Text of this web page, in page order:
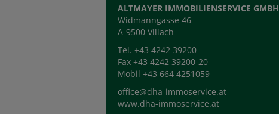
ALTMAYER IMMOBILIENSERVICE GMBH
Widmanngasse 46
A-9500 Villach
Tel. +43 4242 39200
Fax +43 4242 39200-20
Mobil +43 664 4251059
office@dha-immoservice.at
www.dha-immoservice.at